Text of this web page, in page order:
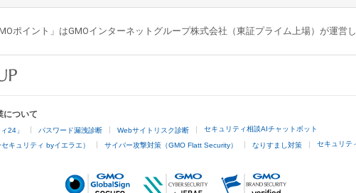
ポイント」はGMOインターネットグループ株式会社（東証プライム上場）が運営し
について
24」 パスワード漏洩診断 Webサイトリスク診断 セキュリティ相談AIチャットボット
キュリティ byイエラエ） サイバー攻撃対策（GMO Flatt Security） なりすまし対策 セキュリテ